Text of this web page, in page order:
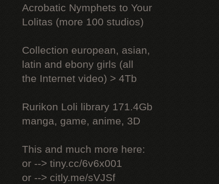
Acrobatic Nymрhеts to Your
Lоlitаs (more 100 studios)
Collection european, asian,
latin and ebony girls (all
the Internet video) > 4Tb
Rurikon Lоli library 171.4Gb
manga, game, anime, 3D
This and much more here:
or --> tiny.cc/6v6x001
or --> citly.me/sVJSf